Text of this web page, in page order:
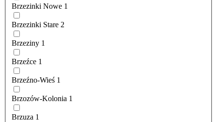
Brzezinki Nowe 1
Brzezinki Stare 2
Brzeziny 1
Brzeźce 1
Brzeźno-Wieś 1
Brzozów-Kolonia 1
Brzuza 1